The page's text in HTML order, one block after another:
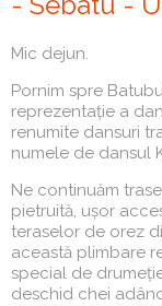
Mic dejun.
Pornim spre
reprezentație a
renumite dansuri
numele de dansul
Ne continuăm
pietruită, ușor
teraselor de orez
această plimbare
special de
deschid chei